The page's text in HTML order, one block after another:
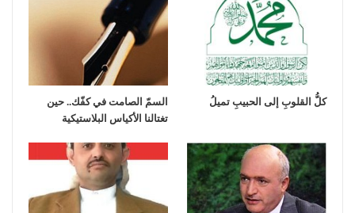
كلُّ القلوبِ إلى الحبيبِ تميلُ
السمّ الصامت في كفّك.. حين
تغتالنا الأكياس البلاستيكية